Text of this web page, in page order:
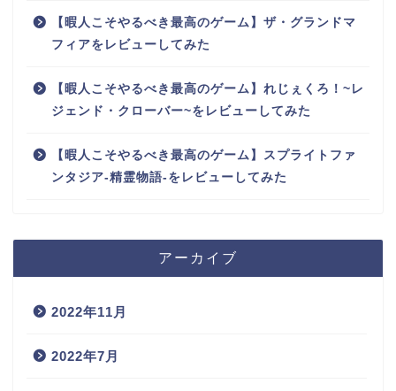
【暇人こそやるべき最高のゲーム】ザ・グランドマ
フィアをレビューしてみた
【暇人こそやるべき最高のゲーム】れじぇくろ！~レ
ジェンド・クローバー~をレビューしてみた
【暇人こそやるべき最高のゲーム】スプライトファ
ンタジア-精霊物語-をレビューしてみた
アーカイブ
2022年11月
2022年7月